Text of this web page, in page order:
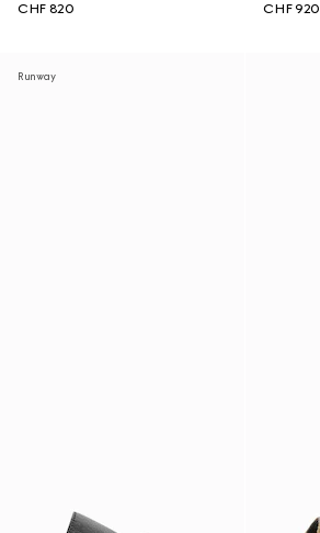
CHF 820
CHF 920
Runway